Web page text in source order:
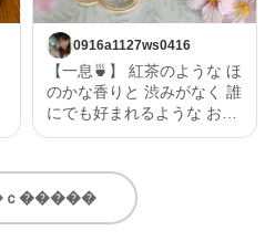
0916a1127ws0416
【一息🍵】 紅茶のような ほ
のかな香りと 渋みがなく 誰
にでも好まれるような お茶
で一息🍵 黒烏龍なので 和食
もあるので 洋食にもあい 幅
広く 美味しく召し上がれる
と思います。 いしだ茶屋
�����